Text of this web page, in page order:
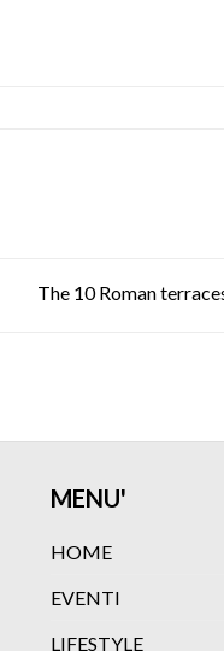
The 10 Roman
MENU'
HOME
EVENTI
LIFESTYLE